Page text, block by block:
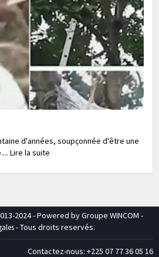
d'années, soupçonnée d'être une
Lire la suite
2024 - Powered by Groupe WINCOM -
- Tous droits reservés.
Contactez-nous: +225 07 77 36 05 16